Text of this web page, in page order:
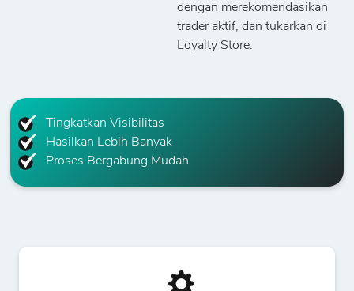
dengan merekomendasikan
trader aktif, dan tukarkan di
Loyalty Store.
Tingkatkan Visibilitas
Hasilkan Lebih Banyak
Proses Bergabung Mudah